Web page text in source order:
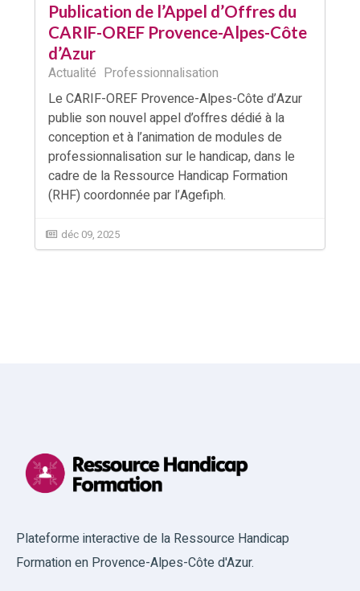
Publication de l’Appel d’Offres du
CARIF-OREF Provence-Alpes-Côte
d’Azur
Actualité Professionnalisation
Le CARIF-OREF Provence-Alpes-Côte d’Azur
publie son nouvel appel d’offres dédié à la
conception et à l’animation de modules de
professionnalisation sur le handicap, dans le
cadre de la Ressource Handicap Formation
(RHF) coordonnée par l’Agefiph.
déc 09, 2025
Plateforme interactive de la Ressource Handicap
Formation en Provence-Alpes-Côte d'Azur.